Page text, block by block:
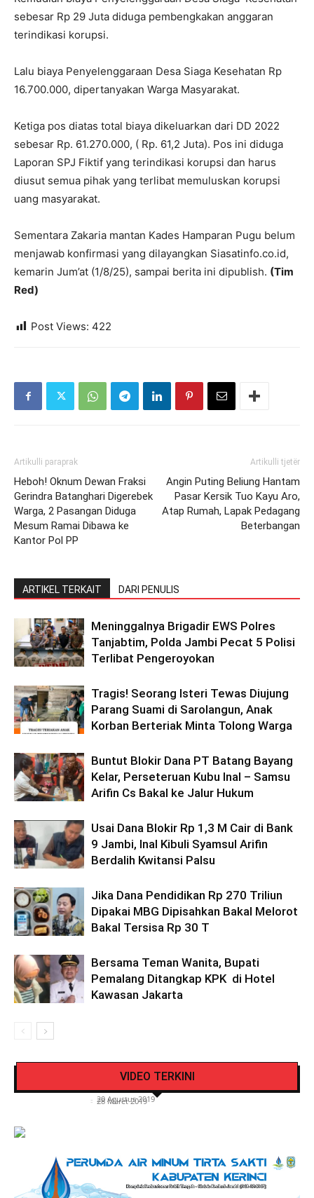
sebesar Rp 29 Juta diduga pembengkakan anggaran
terindikasi korupsi.
Lalu biaya Penyelenggaraan Desa Siaga Kesehatan Rp
16.700.000, dipertanyakan Warga Masyarakat.
Ketiga pos diatas total biaya dikeluarkan dari DD 2022
sebesar Rp. 61.270.000, ( Rp. 61,2 Juta). Pos ini diduga
Laporan SPJ Fiktif yang terindikasi korupsi dan harus
diusut semua pihak yang terlibat memuluskan korupsi
uang masyarakat.
Sementara Zakaria mantan Kades Hamparan Pugu belum
menjawab konfirmasi yang dilayangkan Siasatinfo.co.id,
kemarin Jum’at (1/8/25), sampai berita ini dipublish. (Tim
Red)
Post Views: 422
Artikulli paraprak
Heboh! Oknum Dewan Fraksi
Gerindra Batanghari Digerebek
Warga, 2 Pasangan Diduga
Mesum Ramai Dibawa ke
Kantor Pol PP
Artikulli tjetër
Angin Puting Beliung Hantam
Pasar Kersik Tuo Kayu Aro,
Atap Rumah, Lapak Pedagang
Beterbangan
ARTIKEL TERKAIT DARI PENULIS
Meninggalnya Brigadir EWS Polres
Tanjabtim, Polda Jambi Pecat 5 Polisi
Terlibat Pengeroyokan
Tragis! Seorang Isteri Tewas Diujung
Parang Suami di Sarolangun, Anak
Korban Berteriak Minta Tolong Warga
Buntut Blokir Dana PT Batang Bayang
Kelar, Perseteruan Kubu Inal – Samsu
Arifin Cs Bakal ke Jalur Hukum
Usai Dana Blokir Rp 1,3 M Cair di Bank
9 Jambi, Inal Kibuli Syamsul Arifin
Berdalih Kwitansi Palsu
Jika Dana Pendidikan Rp 270 Triliun
Dipakai MBG Dipisahkan Bakal Melorot
Bakal Tersisa Rp 30 T
Bersama Teman Wanita, Bupati
Pemalang Ditangkap KPK di Hotel
Kawasan Jakarta
VIDEO TERKINI
Video Detik Evakuasi Jasad Iglesias di Gunung
- 20 Agustus 2019
Lantas Polres Kerinci Beri Pengendara Segelas
- 28 Maret 2019